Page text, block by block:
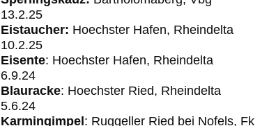
13.2.25
Eistaucher: Hoechster Hafen, Rheindelta
10.2.25
Eisente: Hoechster Hafen, Rheindelta
6.9.24
Blauracke: Hoechster Ried, Rheindelta
5.6.24
Karmingimpel: Ruggeller Ried bei Nofels, Fk